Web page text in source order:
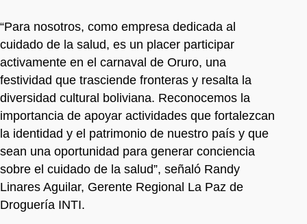
“Para nosotros, como empresa dedicada al
cuidado de la salud, es un placer participar
activamente en el carnaval de Oruro, una
festividad que trasciende fronteras y resalta la
diversidad cultural boliviana. Reconocemos la
importancia de apoyar actividades que fortalezcan
la identidad y el patrimonio de nuestro país y que
sean una oportunidad para generar conciencia
sobre el cuidado de la salud”, señaló Randy
Linares Aguilar, Gerente Regional La Paz de
Droguería INTI.